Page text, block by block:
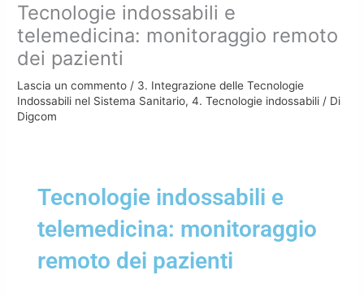
Tecnologie indossabili e
telemedicina: monitoraggio remoto
dei pazienti
Lascia un commento / 3. Integrazione delle Tecnologie
Indossabili nel Sistema Sanitario,4. Tecnologie indossabili / Di
Digcom
Tecnologie indossabili e
telemedicina: monitoraggio
remoto dei pazienti